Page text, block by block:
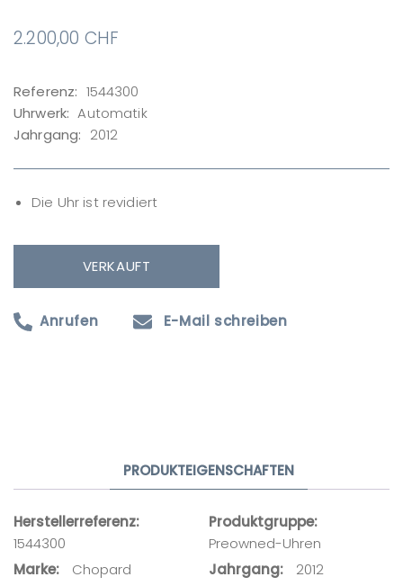
2.200,00 CHF
Referenz: 1544300
Uhrwerk: Automatik
Jahrgang: 2012
Die Uhr ist revidiert
VERKAUFT
Anrufen E-Mail schreiben
Ihre E-Mail-Adresse
Ihre Nachricht
PRODUKTEIGENSCHAFTEN
Herstellerreferenz
1544300
Marke
Chopard
Produktgruppe
Preowned-Uhren
Jahrgang
2012